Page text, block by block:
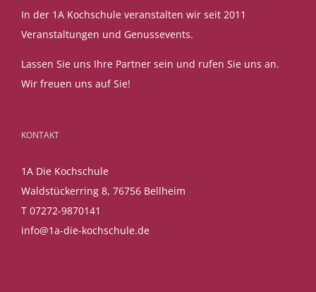
In der 1A Kochschule veranstalten wir seit 2011
Veranstaltungen und Genussevents.
Lassen Sie uns Ihre Partner sein und rufen Sie uns an.
Wir freuen uns auf Sie!
KONTAKT
1A Die Kochschule
Waldstückerring 8, 76756 Bellheim
T 07272-9870141
info@1a-die-kochschule.de